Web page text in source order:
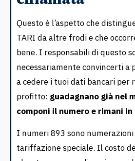
Questo è l’aspetto che
TARI da altre frodi e che
bene. I responsabili di questo
necessariamente convincerti a
a cedere i tuoi dati bancari per
profitto: guadagnano già nel
componi il numero e rimani in
I numeri 893 sono
tariffazione speciale. Il costo